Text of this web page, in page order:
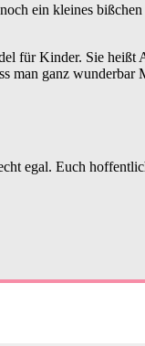
ein kleines
für Kinder. Sie
man ganz wunderbar
egal. Euch